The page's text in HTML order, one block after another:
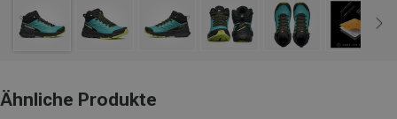
Ähnliche Produkte